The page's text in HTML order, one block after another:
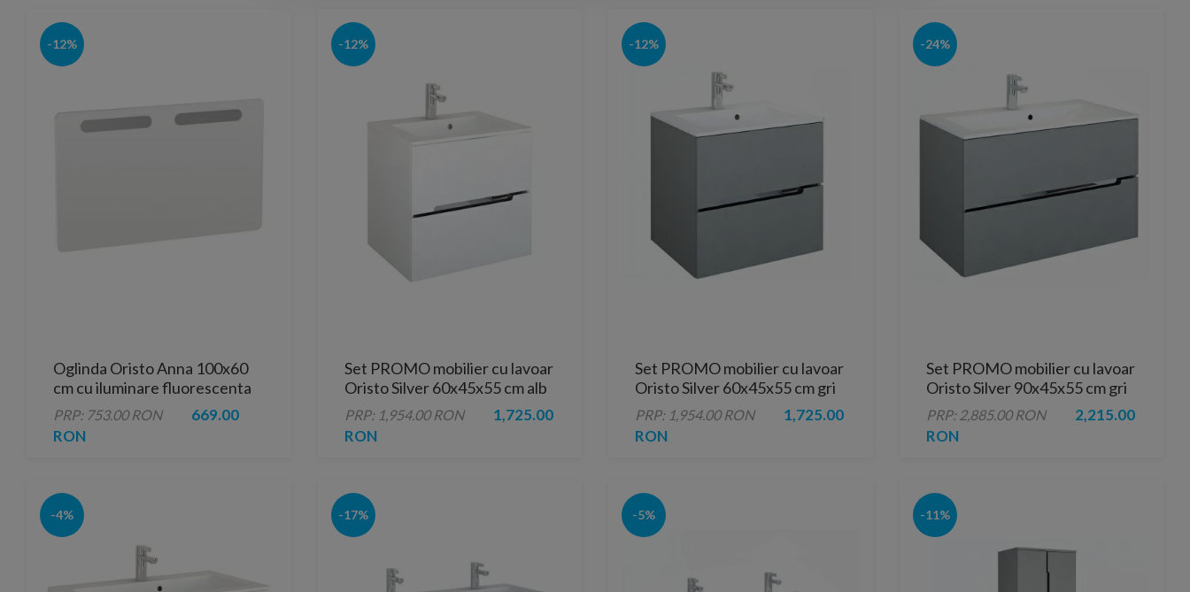
-12%
Oglinda Oristo Anna 100x60
cm cu iluminare fluorescenta
PRP: 753.00 RON
669.00
RON
-12%
Set PROMO mobilier cu lavoar
Oristo Silver 60x45x55 cm alb
lucios
PRP: 1,954.00 RON
1,725.00
RON
-12%
Set PROMO mobilier cu lavoar
Oristo Silver 60x45x55 cm gri
PRP: 1,954.00 RON
1,725.00
RON
-24%
Set PROMO mobilier cu lavoar
Oristo Silver 90x45x55 cm gri
PRP: 2,885.00 RON
2,215.00
RON
-4% -17% -5% -11%